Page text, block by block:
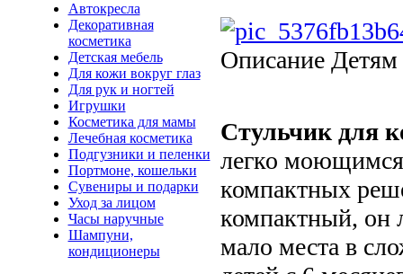
Автокресла
Декоративная
косметика
Детская мебель
Для кожи вокруг глаз
Для рук и ногтей
Игрушки
Косметика для мамы
Лечебная косметика
Подгузники и пеленки
Портмоне, кошельки
Сувениры и подарки
Уход за лицом
Часы наручные
Шампуни,
кондиционеры
ОписаниеДетям
Стульчик для
легко моющимся
компактных
компактный, он
мало места в